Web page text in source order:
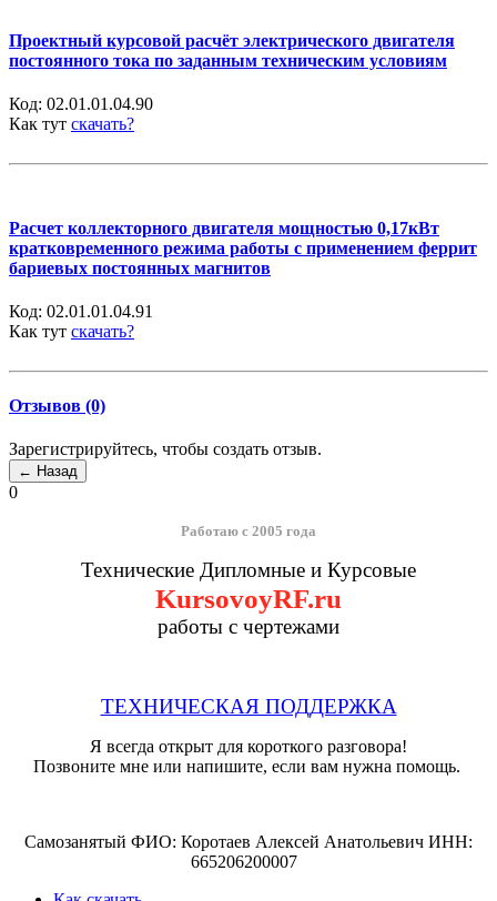
Проектный курсовой расчёт электрического двигателя
постоянного тока по заданным техническим условиям
Код: 02.01.01.04.90
Как тут скачать?
Расчет коллекторного двигателя мощностью 0,17кВт
кратковременного режима работы с применением феррит
бариевых постоянных магнитов
Код: 02.01.01.04.91
Как тут скачать?
Отзывов (0)
Зарегистрируйтесь, чтобы создать отзыв.
0
Работаю с 2005 года
Технические Дипломные и Курсовые
KursovoyRF.ru
работы с чертежами
ТЕХНИЧЕСКАЯ ПОДДЕРЖКА
Я всегда открыт для короткого разговора!
Позвоните мне или напишите, если вам нужна помощь.
Самозанятый ФИО: Коротаев Алексей Анатольевич ИНН:
665206200007